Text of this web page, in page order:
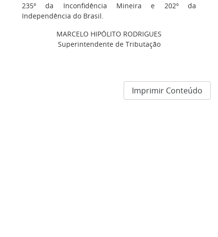
235º da Inconfidência Mineira e 202º da
Independência do Brasil.
MARCELO HIPÓLITO RODRIGUES
Superintendente de Tributação
Imprimir Conteúdo